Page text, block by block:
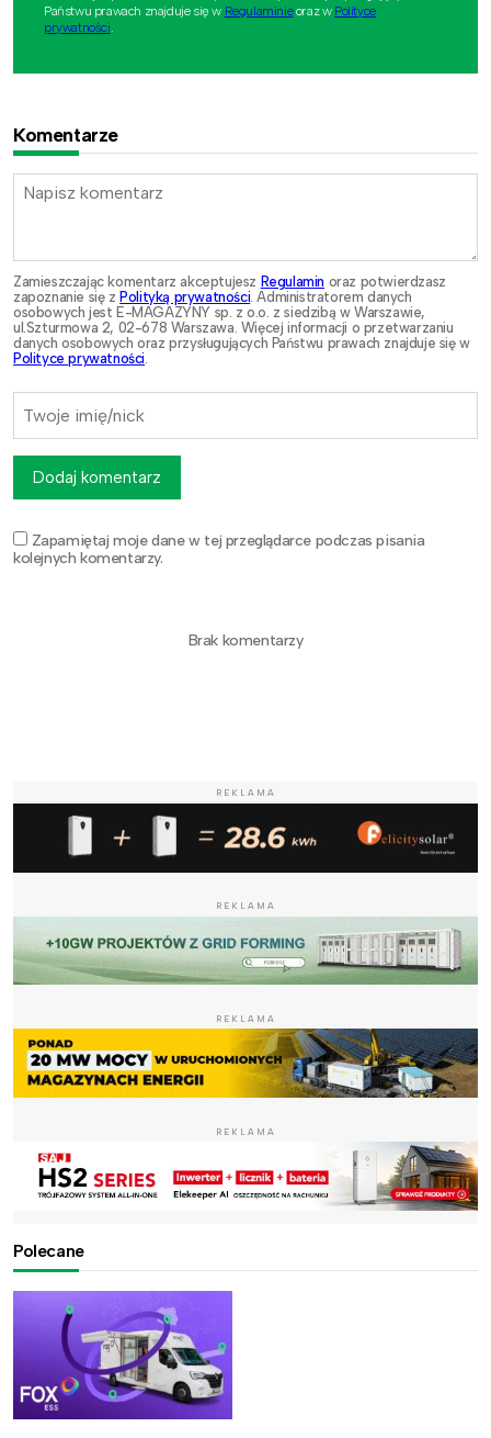
Państwu prawach znajduje się w Regulaminieoraz w Polityce
prywatności
Komentarze
Zamieszczając komentarz akceptujesz Regulamin oraz potwierdzasz
zapoznanie się z Polityką prywatności. Administratorem danych
osobowych jest E-MAGAZYNY sp. z o.o. z siedzibą w Warszawie,
ul.Szturmowa 2, 02-678 Warszawa. Więcej informacji o przetwarzaniu
danych osobowych oraz przysługujących Państwu prawach znajduje się w
Polityce prywatności.
Zapamiętaj moje dane w tej przeglądarce podczas pisania
kolejnych komentarzy.
Dodaj komentarz
Brak komentarzy
REKLAMA
REKLAMA
REKLAMA
REKLAMA
Polecane